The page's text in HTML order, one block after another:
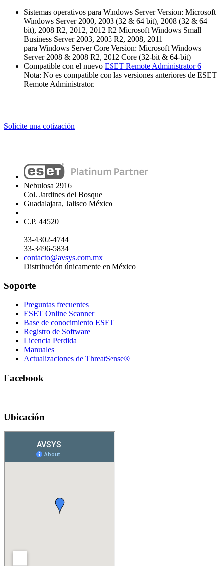
Sistemas operativos para Windows Server Version: Microsoft
Windows Server 2000, 2003 (32 & 64 bit), 2008 (32 & 64
bit), 2008 R2, 2012, 2012 R2 Microsoft Windows Small
Business Server 2003, 2003 R2, 2008, 2011
para Windows Server Core Version: Microsoft Windows
Server 2008 & 2008 R2, 2012 Core (32-bit & 64-bit)
Compatible con el nuevo ESET Remote Administrator 6
Nota: No es compatible con las versiones anteriores de ESET
Remote Administrator.
Solicite una cotización
Nebulosa 2916
Col. Jardines del Bosque
Guadalajara, Jalisco México
C.P. 44520
33-4302-4744
33-3496-5834
contacto@avsys.com.mx
Distribución únicamente en México
Soporte
Preguntas frecuentes
ESET Online Scanner
Base de conocimiento ESET
Registro de Software
Licencia Perdida
Manuales
Actualizaciones de ThreatSense®
Facebook
Ubicación